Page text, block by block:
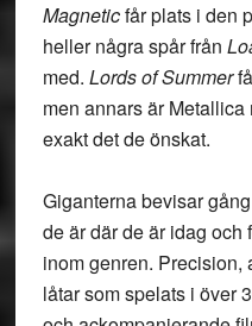
Magneticfår plats i den
heller några spår från
med. Lords of Summer
men annars är
exakt det de önskat.
Giganterna bevisar
de är där de är idag
inom genren.
låtar som spelats i över